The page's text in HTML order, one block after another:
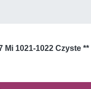
Mi 1021-1022 Czyste **